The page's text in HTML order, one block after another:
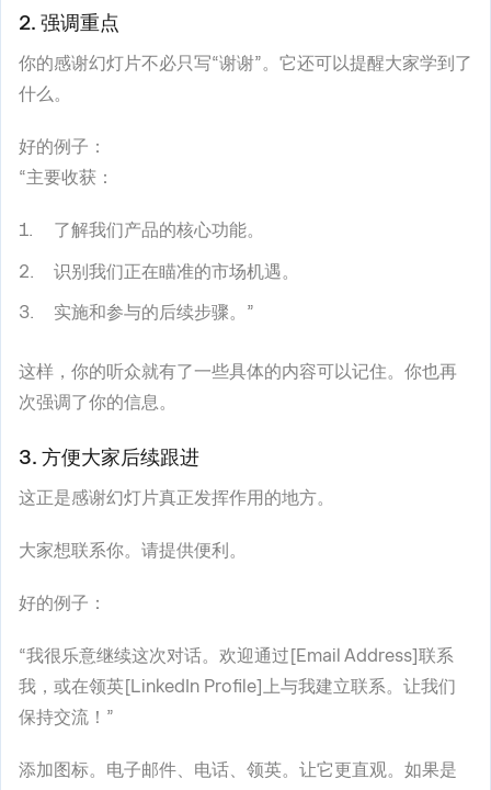
2. 强调重点
你的感谢幻灯片不必只写“谢谢”。它还可以提醒大家学到了
什么。
好的例子：
“主要收获：
了解我们产品的核心功能。
识别我们正在瞄准的市场机遇。
实施和参与的后续步骤。”
这样，你的听众就有了一些具体的内容可以记住。你也再
次强调了你的信息。
3. 方便大家后续跟进
这正是感谢幻灯片真正发挥作用的地方。
大家想联系你。请提供便利。
好的例子：
“我很乐意继续这次对话。欢迎通过[Email Address]联系
我，或在领英[LinkedIn Profile]上与我建立联系。让我们
保持交流！”
添加图标。电子邮件、电话、领英。让它更直观。如果是